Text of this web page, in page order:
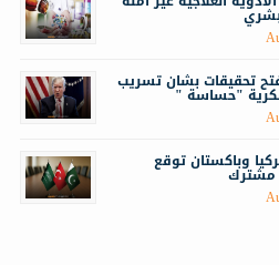
تحقيقات بشان تسريب
"حساسة "
وباكستان توقع
مشترك